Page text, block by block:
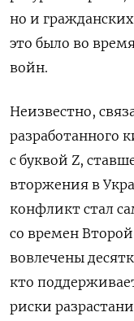
но и
это было во
войн.
Неизвестно,
разработанного
с буквой Z,
вторжения в
конфликт стал
со времен
вовлечены
кто
риски